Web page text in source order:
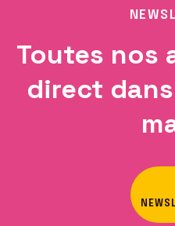
Toutes nos
direct